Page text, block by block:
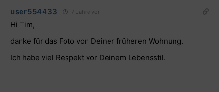
user554433 7 Jahre vor
Hi Tim,
danke für das Foto von Deiner früheren Wohnung.
Ich habe viel Respekt vor Deinem Lebensstil.